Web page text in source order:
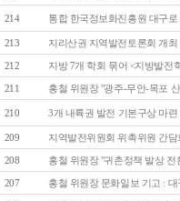
214 통합 한국정보화진흥원 대구로
213 지리산권 지역발전토론회 개최
212 지방 7개 학회 묶어 <지방발전
211 홍철 위원장 "광주-무안-목포
210 3개 내륙권 발전 기본구상 마
209 지역발전위원회 위촉위원 간담
208 홍철 위원장 "귀촌정책 발상 전
207 홍철 위원장 문화일보 기고 :